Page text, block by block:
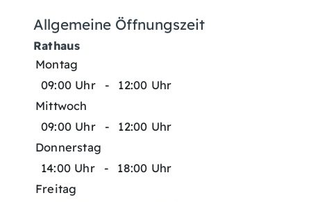
Allgemeine Öffnungszeit
Rathaus
Montag
09:00 Uhr
-
12:00 Uhr
Mittwoch
09:00 Uhr
-
12:00 Uhr
Donnerstag
14:00 Uhr
-
18:00 Uhr
Freitag